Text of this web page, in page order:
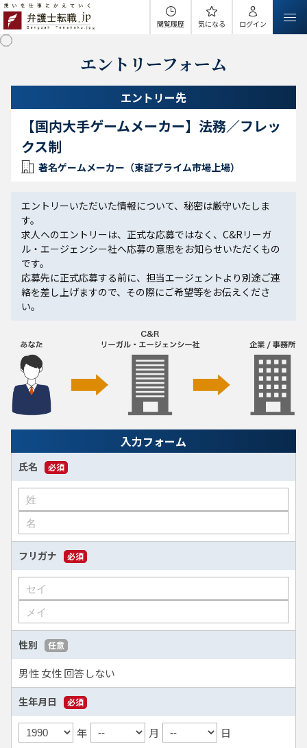
閲覧履歴 気になる ログイン
エントリーフォーム
エントリー先
【国内大手ゲームメーカー】法務／フレッ
クス制
著名ゲームメーカー（東証プライム市場上場）
エントリーいただいた情報について、秘密は厳守いたしま
す。
求人へのエントリーは、正式な応募ではなく、C&Rリーガ
ル・エージェンシー社へ応募の意思をお知らせいただくもの
です。
応募先に正式応募する前に、担当エージェントより別途ご連
絡を差し上げますので、その際にご希望等をお伝えくださ
い。
入力フォーム
氏名 必須
フリガナ 必須
性別 任意
男性女性回答しない
生年月日 必須
年 月 日